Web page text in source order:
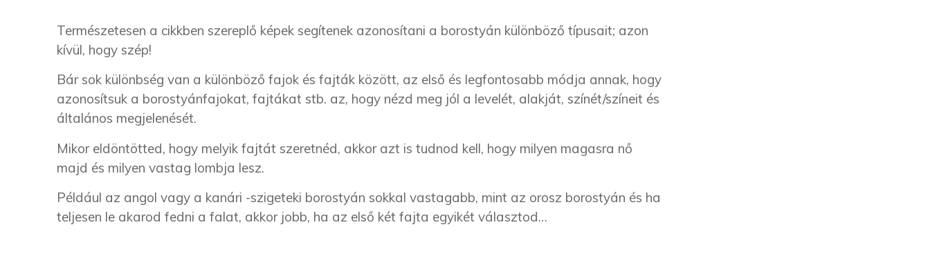
Természetesen a cikkben szereplő képek segítenek azonosítani a borostyán különböző típusait; azon
kívül, hogy szép!
Bár sok különbség van a különböző fajok és fajták között, az első és legfontosabb módja annak, hogy
azonosítsuk a borostyánfajokat, fajtákat stb. az, hogy nézd meg jól a levelét, alakját, színét/színeit és
általános megjelenését.
Mikor eldöntötted, hogy melyik fajtát szeretnéd, akkor azt is tudnod kell, hogy milyen magasra nő
majd és milyen vastag lombja lesz.
Például az angol vagy a kanári -szigeteki borostyán sokkal vastagabb, mint az orosz borostyán és ha
teljesen le akarod fedni a falat, akkor jobb, ha az első két fajta egyikét választod…